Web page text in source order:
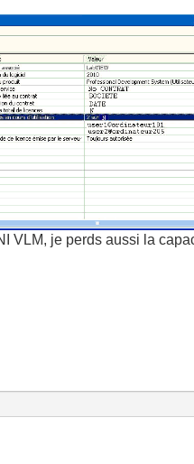
VLM, je perds aussi la